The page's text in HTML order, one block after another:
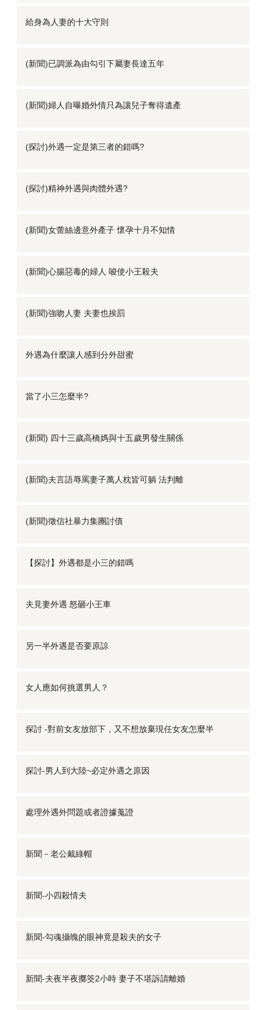
給身為人妻的十大守則
(新聞)已調派為由勾引下屬妻長達五年
(新聞)婦人自曝婚外情只為讓兒子奪得遺產
(探討)外遇一定是第三者的錯嗎?
(探討)精神外遇與肉體外遇?
(新聞)女蕾絲邊意外產子 懷孕十月不知情
(新聞)心腸惡毒的婦人 唆使小王殺夫
(新聞)強吻人妻 夫妻也挨罰
外遇為什麼讓人感到分外甜蜜
當了小三怎麼半?
(新聞) 四十三歲高橋媽與十五歲男發生關係
(新聞)夫言語辱罵妻子萬人枕皆可躺 法判離
(新聞)徵信社暴力集團討債
【探討】外遇都是小三的錯嗎
夫見妻外遇 怒砸小王車
另一半外遇是否要原諒
女人應如何挑選男人？
探討 -對前女友放部下，又不想放棄現任女友怎麼半
探討-男人到大陸~必定外遇之原因
處理外遇外問題或者證據蒐證
新聞－老公戴綠帽
新聞-小四殺情夫
新聞-勾魂攝魄的眼神竟是殺夫的女子
新聞-夫夜半夜擲筊2小時 妻子不堪訴請離婚